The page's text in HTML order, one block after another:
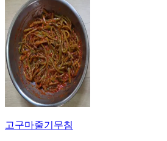
고구마줄기무침